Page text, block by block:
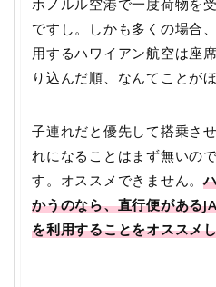
ですし。しかも多くの場合
用するハワイアン航空は座
り込んだ順、なんてことが
子連れだと優先して搭乗さ
れになることはまず無いの
す。オススメできません。
かうのなら、直行便がある
を利用することをオススメ